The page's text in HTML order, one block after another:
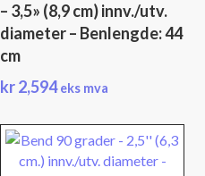
– 3,5» (8,9 cm) innv./utv.
diameter – Benlengde: 44
cm
kr2,594 eks mva